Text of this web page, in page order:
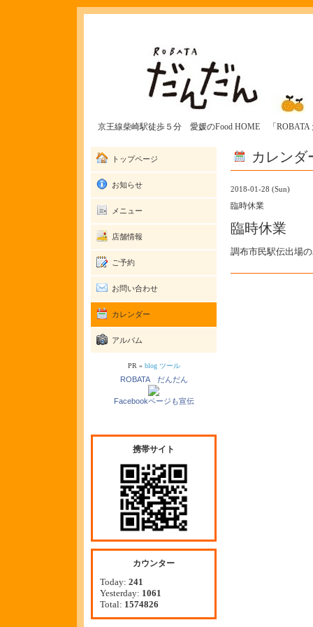
京王線柴崎駅徒歩５分 愛媛のFood HOME 「ROBATA
カレンダ
2018-01-28 (Sun)
臨時休業
臨時休業
調布市民駅伝出場
トップページ
お知らせ
メニュー
店舗情報
ご予約
お問い合わせ
カレンダー
アルバム
PR » blog ツール
ROBATA だんだん
Facebookページも宣伝
携帯サイト
カウンター
Today: 241
Yesterday: 1061
Total: 1574826